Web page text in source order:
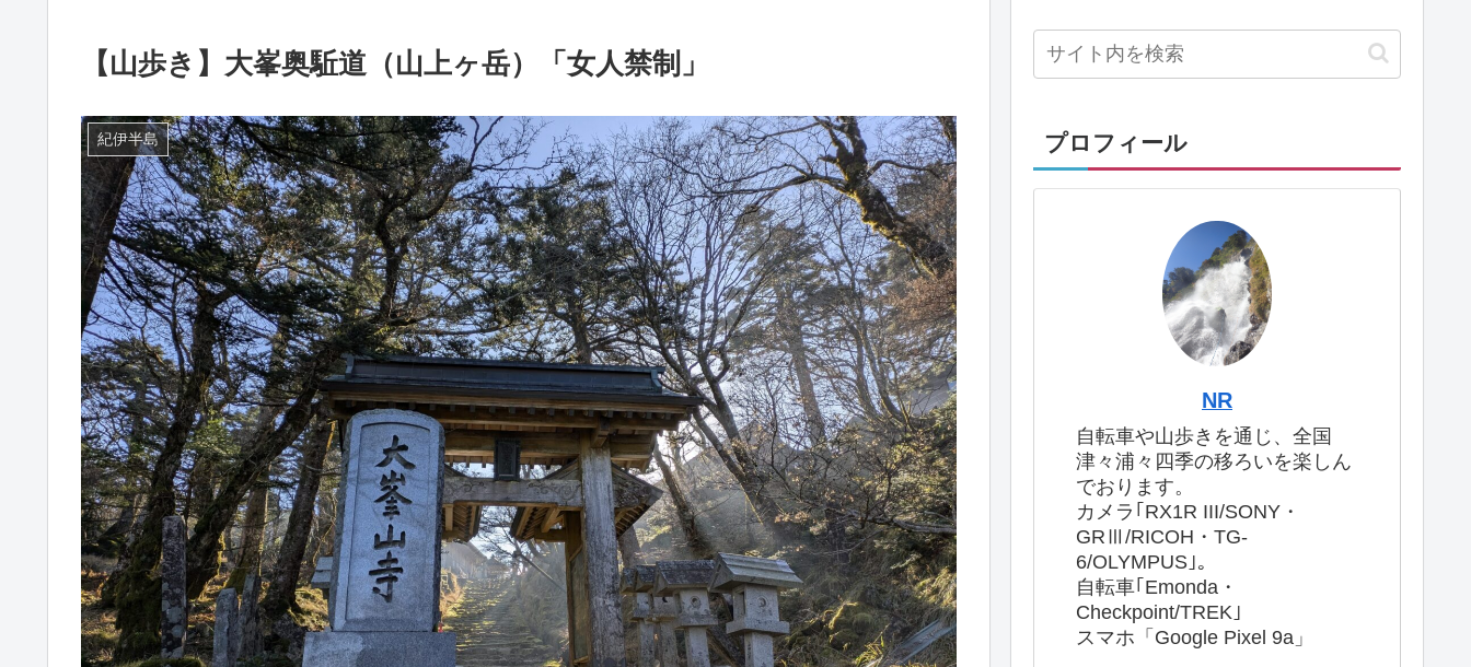
【山歩き】大峯奥駈道（山上ヶ岳）「女人禁制」
紀伊半島 プロフィール
NR
自転車や山歩きを通じ、全国
津々浦々四季の移ろいを楽しん
でおります。
カメラ｢RX1R III/SONY・
GRⅢ/RICOH・TG-
6/OLYMPUS｣。
自転車｢Emonda・
Checkpoint/TREK｣
スマホ「Google Pixel 9a」